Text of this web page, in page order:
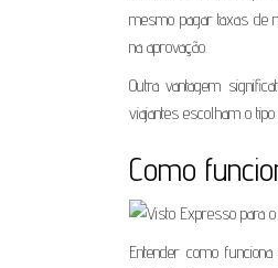
mesmo pagar taxas de
na aprovação.
Outra vantagem
viajantes escolham o
Como
Entender como